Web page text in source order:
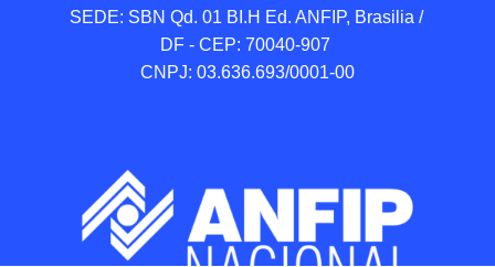
SEDE: SBN Qd. 01 BI.H Ed. ANFIP, Brasilia /
DF - CEP: 70040-907
CNPJ: 03.636.693/0001-00